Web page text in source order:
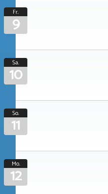
Fr.
9
Sa.
10
So.
11
Mo.
12